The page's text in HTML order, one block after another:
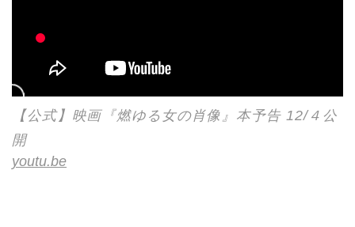
【公式】映画『燃ゆる女の肖像』本予告 12/４公
開
youtu.be